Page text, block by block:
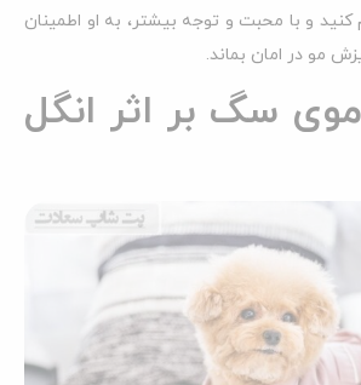
کنید و با محبت و توجه بیشتر، به او اطمینان
مو در امان بماند.
سگ بر اثر انگل